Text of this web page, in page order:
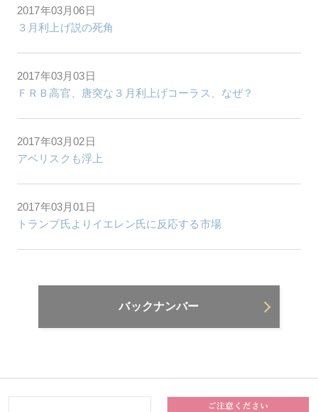
2017年03月06日
３月利上げ説の死角
2017年03月03日
ＦＲＢ高官、唐突な３月利上げコーラス、なぜ？
2017年03月02日
アベリスクも浮上
2017年03月01日
トランプ氏よりイエレン氏に反応する市場
バックナンバー